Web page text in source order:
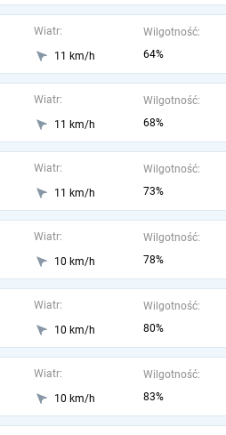
Wiatr:
11 km/h
Wilgotność:
64%
Wiatr:
11 km/h
Wilgotność:
68%
Wiatr:
11 km/h
Wilgotność:
73%
Wiatr:
10 km/h
Wilgotność:
78%
Wiatr:
10 km/h
Wilgotność:
80%
Wiatr:
10 km/h
Wilgotność:
83%